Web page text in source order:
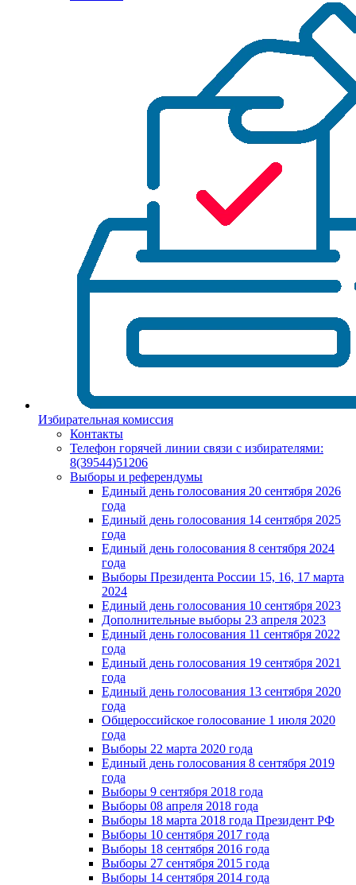
Избирательная комиссия
Контакты
Телефон горячей линии связи с избирателями:
8(39544)51206
Выборы и референдумы
Единый день голосования 20 сентября 2026
года
Единый день голосования 14 сентября 2025
года
Единый день голосования 8 сентября 2024
года
Выборы Президента России 15, 16, 17 марта
2024
Единый день голосования 10 сентября 2023
Дополнительные выборы 23 апреля 2023
Единый день голосования 11 сентября 2022
года
Единый день голосования 19 сентября 2021
года
Единый день голосования 13 сентября 2020
года
Общероссийское голосование 1 июля 2020
года
Выборы 22 марта 2020 года
Единый день голосования 8 сентября 2019
года
Выборы 9 сентября 2018 года
Выборы 08 апреля 2018 года
Выборы 18 марта 2018 года Президент РФ
Выборы 10 сентября 2017 года
Выборы 18 сентября 2016 года
Выборы 27 сентября 2015 года
Выборы 14 сентября 2014 года